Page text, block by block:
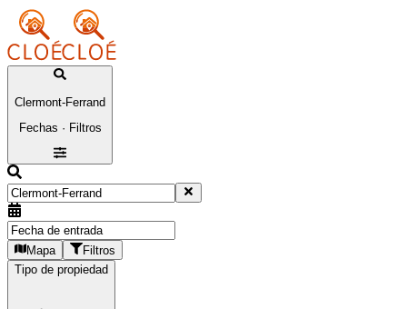
Clermont-Ferrand
Fechas · Filtros
Mapa
Filtros
Tipo de propiedad